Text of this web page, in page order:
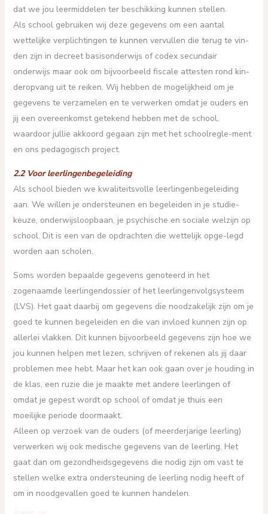
dat we jou leermiddelen ter beschikking kunnen stellen.
Als school gebruiken wij deze gegevens om een aantal
wettelijke verplichtingen te kunnen vervullen die terug te vin-
den zijn in decreet basisonderwijs of codex secundair
onderwijs maar ook om bijvoorbeeld fiscale attesten rond kin-
deropvang uit te reiken. Wij hebben de mogelijkheid om je
gegevens te verzamelen en te verwerken omdat je ouders en
jij een overeenkomst getekend hebben met de school,
waardoor jullie akkoord gegaan zijn met het schoolregle-ment
en ons pedagogisch project.
2.2 Voor leerlingenbegeleiding
Als school bieden we kwaliteitsvolle leerlingenbegeleiding
aan. We willen je ondersteunen en begeleiden in je studie-
keuze, onderwijsloopbaan, je psychische en sociale welzijn op
school. Dit is een van de opdrachten die wettelijk opge-legd
worden aan scholen.
Soms worden bepaalde gegevens genoteerd in het
zogenaamde leerlingendossier of het leerlingenvolgsysteem
(LVS). Het gaat daarbij om gegevens die noodzakelijk zijn om je
goed te kunnen begeleiden en die van invloed kunnen zijn op
allerlei vlakken. Dit kunnen bijvoorbeeld gegevens zijn hoe we
jou kunnen helpen met lezen, schrijven of rekenen als jij daar
problemen mee hebt. Maar het kan ook gaan over je houding in
de klas, een ruzie die je maakte met andere leerlingen of
omdat je gepest wordt op school of omdat je thuis een
moeilijke periode doormaakt.
Alleen op verzoek van de ouders (of meerderjarige leerling)
verwerken wij ook medische gegevens van de leerling. Het
gaat dan om gezondheidsgegevens die nodig zijn om vast te
stellen welke extra ondersteuning de leerling nodig heeft of
om in noodgevallen goed te kunnen handelen.